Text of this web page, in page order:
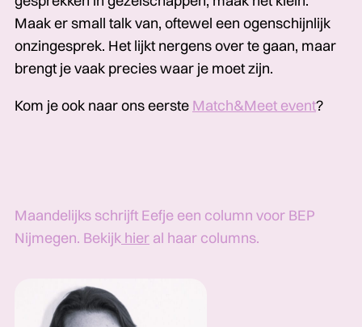
Maak er small talk van, oftewel een ogenschijnlijk
onzingesprek. Het lijkt nergens over te gaan, maar
brengt je vaak precies waar je moet zijn.
Kom je ook naar ons eerste Match&Meet event?
Maandelijks schrijft Eefje een column voor BEP
Nijmegen. Bekijk hier al haar columns.